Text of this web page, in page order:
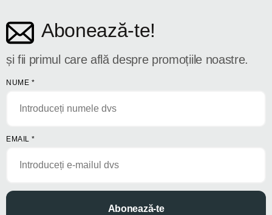
Abonează-te!
și fii primul care află despre promoțiile noastre.
NUME *
EMAIL *
Abonează-te